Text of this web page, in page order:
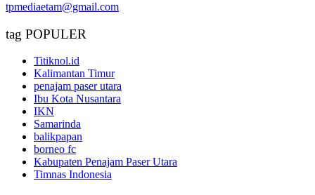
tpmediaetam@gmail.com
tag POPULER
Titiknol.id
Kalimantan Timur
penajam paser utara
Ibu Kota Nusantara
IKN
Samarinda
balikpapan
borneo fc
Kabupaten Penajam Paser Utara
Timnas Indonesia